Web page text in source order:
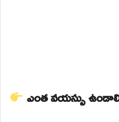
ఎంత వయస్సు